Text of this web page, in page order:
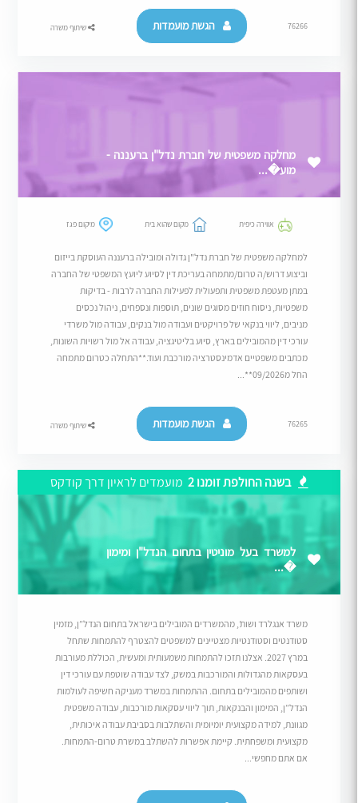
76266 הגשת מועמדות שיתוף משרה
מחלקה משפטית של חברת נדל"ן ברעננה -
מוע�...
אווירה כיפית מקום שהוא בית מיקום פגז
למחלקה משפטית של חברת נדל"ן גדולה ומובילה ברעננה העוסקת בייזום
וביצוע דרוש/ה טרום/מתמחה בעריכת דין לסיוע ליועץ המשפטי של החברה
במתן מעטפת משפטית ותפעולית לפעילות החברה לרבות - בדיקות
משפטיות, ניסוח חוזים מסוגים שונים, תוספות ונספחים, ניהול נכסים
מניבים, ליווי בנקאי של פרויקטים ועבודה מול בנקים, עבודה מול משרדי
עורכי דין מהמובילים בארץ, סיוע בליטיגציה, עבודה אל מול רשויות השונות,
מכתבים משפטיים אדמינסטרציה מורכבת ועוד.**התחלה כטרום מתמחה
החל מ09/2026**...
76265 הגשת מועמדות שיתוף משרה
בשנה החולפת זומנו 2 מועמדים לראיון דרך קודקס
למשרד בעל מוניטין בתחום הנדל"ן ומימון
�...
משרד אנגלרד ושות’, מהמשרדים המובילים בישראל בתחום הנדל”ן, מזמין
סטודנטים וסטודנטיות מצטיינים למשפטים להצטרף להתמחות שתחל
במרץ 2027. אצלנו תזכו להתמחות משמעותית ומעשית, הכוללת מעורבות
בעסקאות מהגדולות והמורכבות במשק, לצד עבודה שוטפת עם עורכי דין
ושותפים מהמובילים בתחום. ההתמחות במשרד מעניקה חשיפה לעולמות
הנדל”ן, המימון והבנקאות, תוך ליווי עסקאות מורכבות, עבודה משפטית
מגוונת, למידה מקצועית יומיומית והשתלבות בסביבת עבודה איכותית,
מקצועית ומשפחתית. קיימת אפשרות להשתלב במשרת טרום-התמחות.
אם אתם מחפשי...